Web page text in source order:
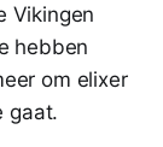
Vikingen
hebben
om elixer
gaat.